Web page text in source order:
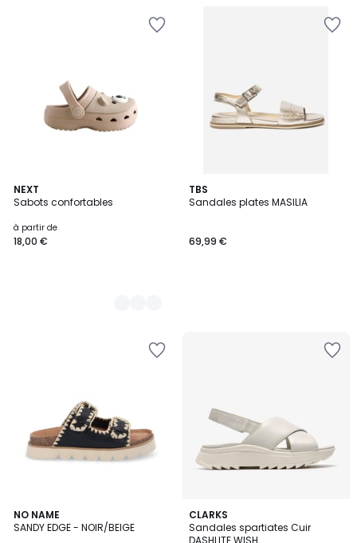
NEXT
Sabots confortables
à partir de
18,00 €
2
Couleurs
TBS
Sandales plates MASILIA
69,99 €
NO NAME
SANDY EDGE - NOIR/BEIGE
CLARKS
Sandales spartiates Cuir
DASHLITE WISH
2
Couleurs